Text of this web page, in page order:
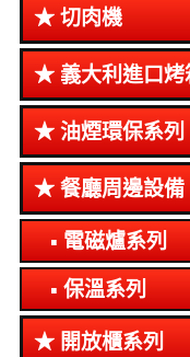
切肉機
義大利進口烤
油煙環保系列
餐廳周邊設備
電磁爐系列
保溫系列
開放櫃系列